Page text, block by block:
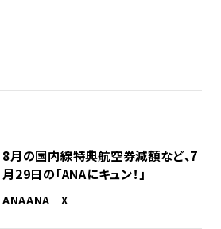
8月の国内線特典航空券減額など、7
月29日の「ANAにキュン！」
ANAANA X